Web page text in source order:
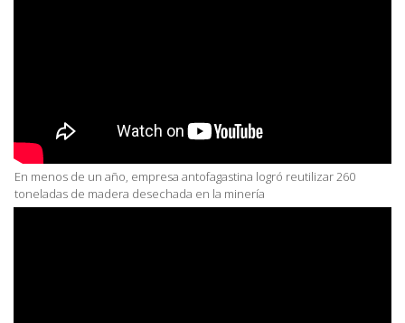
En menos de un año, empresa antofagastina logró reutilizar 260
toneladas de madera desechada en la minería